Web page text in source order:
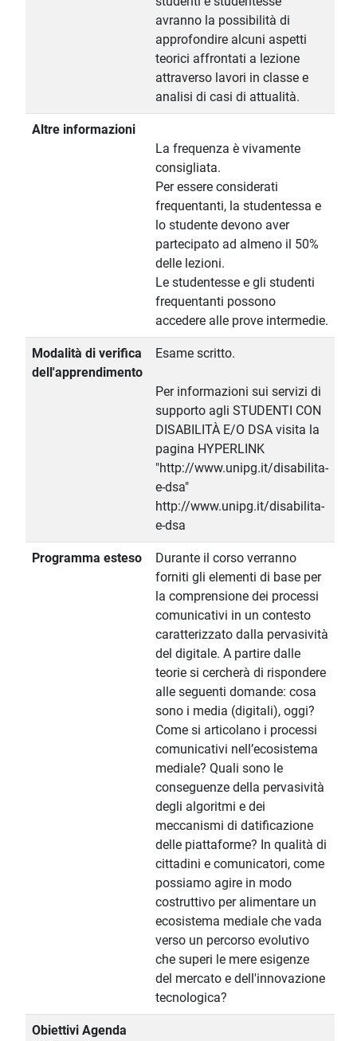
avranno la possibilità di
approfondire alcuni aspetti
teorici affrontati a lezione
attraverso lavori in classe e
analisi di casi di attualità.
Altre informazioni
La frequenza è vivamente
consigliata.
Per essere considerati
frequentanti, la studentessa e
lo studente devono aver
partecipato ad almeno il 50%
delle lezioni.
Le studentesse e gli studenti
frequentanti possono
accedere alle prove intermedie.
Modalità di verifica
dell'apprendimento
Esame scritto.
Per informazioni sui servizi di
supporto agli STUDENTI CON
DISABILITÀ E/O DSA visita la
pagina HYPERLINK
"http://www.unipg.it/disabilita-
e-dsa"
http://www.unipg.it/disabilita-
e-dsa
Programma esteso
Durante il corso verranno
forniti gli elementi di base per
la comprensione dei processi
comunicativi in un contesto
caratterizzato dalla pervasività
del digitale. A partire dalle
teorie si cercherà di rispondere
alle seguenti domande: cosa
sono i media (digitali), oggi?
Come si articolano i processi
comunicativi nell’ecosistema
mediale? Quali sono le
conseguenze della pervasività
degli algoritmi e dei
meccanismi di datificazione
delle piattaforme? In qualità di
cittadini e comunicatori, come
possiamo agire in modo
costruttivo per alimentare un
ecosistema mediale che vada
verso un percorso evolutivo
che superi le mere esigenze
del mercato e dell'innovazione
tecnologica?
Obiettivi Agenda